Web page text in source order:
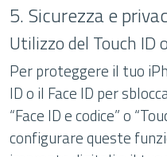
5. Sicurezza e
Utilizzo del Touch ID
Per proteggere il tuo
ID o il Face ID per
“Face ID e codice” o
configurare queste